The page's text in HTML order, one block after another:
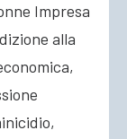
Impresa
alla